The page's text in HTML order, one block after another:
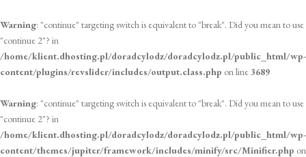
Warning: "continue" targeting switch is equivalent to "break". Did you mean to use
"continue 2"? in
/home/klient.dhosting.pl/doradcylodz/doradcylodz.pl/public_html/wp-
content/plugins/revslider/includes/output.class.php on line3689
Warning: "continue" targeting switch is equivalent to "break". Did you mean to use
"continue 2"? in
/home/klient.dhosting.pl/doradcylodz/doradcylodz.pl/public_html/wp-
content/themes/jupiter/framework/includes/minify/src/Minifier.php on